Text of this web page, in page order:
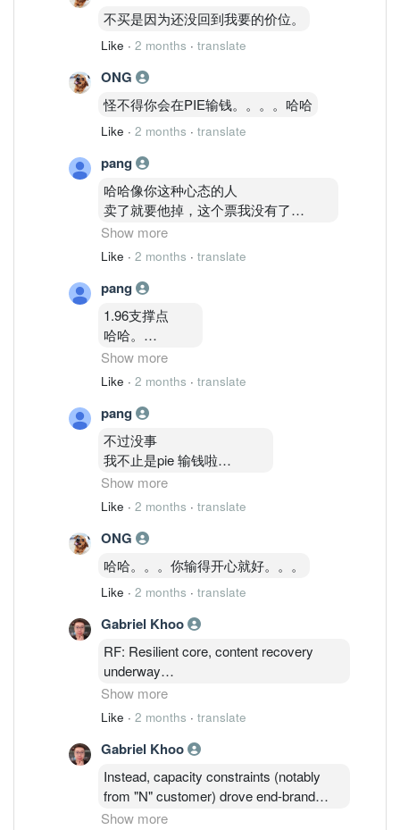
不买是因为还没回到我要的价位。
Like · 2 months · translate
ONG
怪不得你会在PIE输钱。。。。哈哈
Like · 2 months · translate
pang
哈哈像你这种心态的人
卖了就要他掉，这个票我没有了
我也是赚几次了，1 .83我就卖了哈哈。
哈哈
好过有些人输了不敢讲哈哈
好心你啦
会点点 看图 就在这边吹哈哈
悲哀咯。。。
Show more
Like · 2 months · translate
pang
1.96支撑点
哈哈。
确定？
还是假会？
看到美国起。。
又来反话
。。。。
哈哈。
Show more
Like · 2 months · translate
pang
不过没事
我不止是pie 输钱啦
还有很多个科技股都输钱
。。。
卖了就静静等他下就好
。。
不要 讲到很厉害看图这样，
天天在人家伤口撒盐
。。
Show more
Like · 2 months · translate
ONG
哈哈。。。你输得开心就好。。。
Like · 2 months · translate
Gabriel Khoo
RF: Resilient core, content recovery
underway
RF remains the earnings backbone,
themes.
Content recovery gaining traction: 1 → 4
circuits for FY27 (Sept26), with next 2gen
Show more
Like · 2 months · translate
Gabriel Khoo
Instead, capacity constraints (notably
from "N" customer) drove end-brand
owner to secure long-term partnerships
Show more